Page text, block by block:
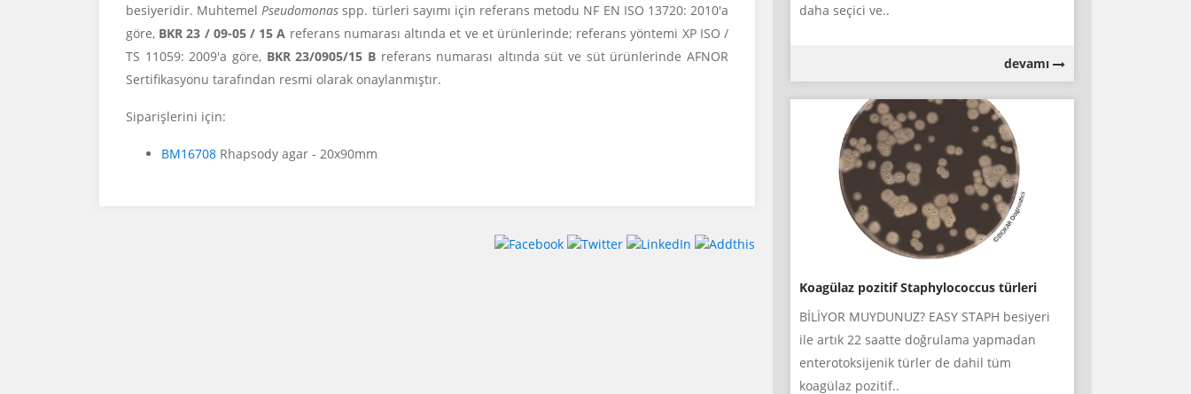
besiyeridir. MuhtemelPseudomonasspp. türleri sayımı için referans metodu NF EN ISO 13720: 2010'a
göre, BKR 23 / 09-05 / 15 A referans numarası altında et ve et ürünlerinde; referans yöntemi XP ISO /
TS 11059: 2009'a göre, BKR 23/0905/15 Breferans numarası altında süt ve süt ürünlerinde AFNOR
Sertifikasyonu tarafından resmi olarak onaylanmıştır.
Siparişlerini için:
BM16708 Rhapsody agar - 20x90mm
daha seçici ve..
devamı
Koagülaz pozitif Staphylococcus türleri
BİLİYOR MUYDUNUZ? EASY STAPH besiyeri
ile artık 22 saatte doğrulama yapmadan
enterotoksijenik türler de dahil tüm
koagülaz pozitif..